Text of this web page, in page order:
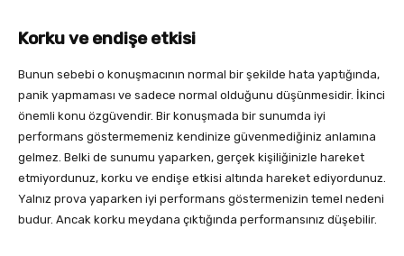
Korku ve endişe etkisi
Bunun sebebi o konuşmacının normal bir şekilde hata yaptığında,
panik yapmaması ve sadece normal olduğunu düşünmesidir. İkinci
önemli konu özgüvendir. Bir konuşmada bir sunumda iyi
performans göstermemeniz kendinize güvenmediğiniz anlamına
gelmez. Belki de sunumu yaparken, gerçek kişiliğinizle hareket
etmiyordunuz, korku ve endişe etkisi altında hareket ediyordunuz.
Yalnız prova yaparken iyi performans göstermenizin temel nedeni
budur. Ancak korku meydana çıktığında performansınız düşebilir.